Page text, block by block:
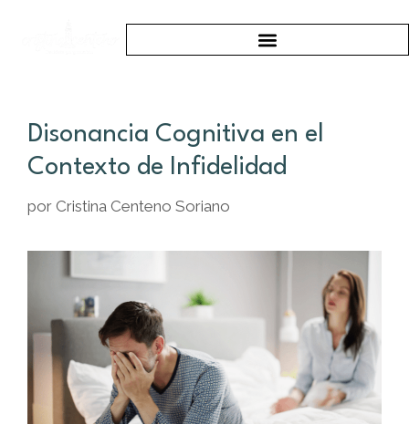
Disonancia Cognitiva en el
Contexto de Infidelidad
por Cristina Centeno Soriano